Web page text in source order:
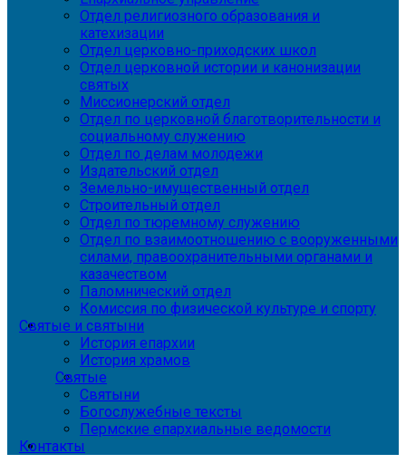
Отдел религиозного образования и
катехизации
Отдел церковно-приходских школ
Отдел церковной истории и канонизации
святых
Миссионерский отдел
Отдел по церковной благотворительности и
социальному служению
Отдел по делам молодежи
Издательский отдел
Земельно-имущественный отдел
Строительный отдел
Отдел по тюремному служению
Отдел по взаимоотношению с вооруженными
силами, правоохранительными органами и
казачеством
Паломнический отдел
Комиссия по физической культуре и спорту
Святые и святыни
История епархии
История храмов
Святые
Святыни
Богослужебные тексты
Пермские епархиальные ведомости
Контакты